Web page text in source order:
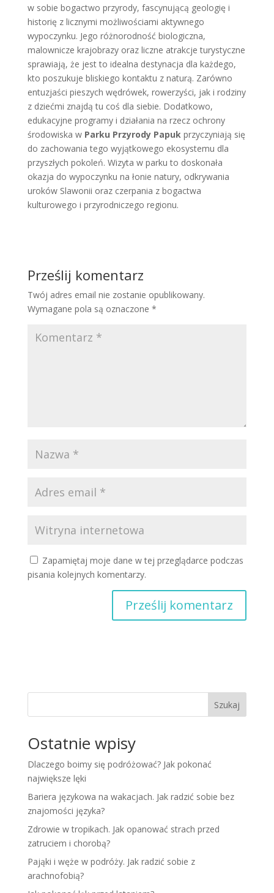
w sobie bogactwo przyrody, fascynującą geologię i
historię z licznymi możliwościami aktywnego
wypoczynku. Jego różnorodność biologiczna,
malownicze krajobrazy oraz liczne atrakcje turystyczne
sprawiają, że jest to idealna destynacja dla każdego,
kto poszukuje bliskiego kontaktu z naturą. Zarówno
entuzjaści pieszych wędrówek, rowerzyści, jak i rodziny
z dziećmi znajdą tu coś dla siebie. Dodatkowo,
edukacyjne programy i działania na rzecz ochrony
środowiska w Parku Przyrody Papukprzyczyniają się
do zachowania tego wyjątkowego ekosystemu dla
przyszłych pokoleń. Wizyta w parku to doskonała
okazja do wypoczynku na łonie natury, odkrywania
uroków Slawonii oraz czerpania z bogactwa
kulturowego i przyrodniczego regionu.
Prześlij komentarz
Twój adres email nie zostanie opublikowany.
Wymagane pola są oznaczone *
Zapamiętaj moje dane w tej przeglądarce podczas
pisania kolejnych komentarzy.
Szukaj
Ostatnie wpisy
Dlaczego boimy się podróżować? Jak pokonać
największe lęki
Bariera językowa na wakacjach. Jak radzić sobie bez
znajomości języka?
Zdrowie w tropikach. Jak opanować strach przed
zatruciem i chorobą?
Pająki i węże w podróży. Jak radzić sobie z
arachnofobią?